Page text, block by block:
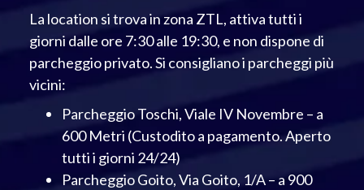
La location si trova in zona ZTL, attiva tutti i
giorni dalle ore 7:30 alle 19:30, e non dispone di
parcheggio privato. Si consigliano i parcheggi più
vicini:
Parcheggio Toschi, Viale IV Novembre – a
600 Metri (Custodito a pagamento. Aperto
tutti i giorni 24/24)
Parcheggio Goito, Via Goito, 1/A – a 900